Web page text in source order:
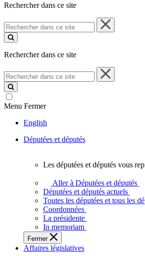
Rechercher dans ce site
Rechercher
dans
ce
Rechercher dans ce site
Rechercher
dans
ce
site
Menu Fermer
English
Députées et députés
députées
députés
vous
représentent
sein
de
l'Assemblée
Les députées et députés vous
Aller à Députées et députés
Députées et députés actuels
Toutes les députées et tous les
Coordonnées
La présidente
In memoriam
Fermer
Affaires législatives